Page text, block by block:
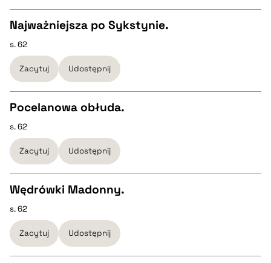
BIBTEX
pobierz cytat
CZYSTY TEKST
pobierz cytat
BIBTEX
pobierz cytat
Najważniejsza po Sykstynie.
s. 62
Zacytuj Udostępnij
CZYSTY TEKST
pobierz cytat
BIBTEX
pobierz cytat
Pocelanowa obłuda.
s. 62
Zacytuj Udostępnij
CZYSTY TEKST
pobierz cytat
Wędrówki Madonny.
s. 62
Zacytuj Udostępnij